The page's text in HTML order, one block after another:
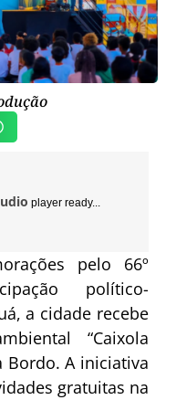
player ready...
pelo 66º
político-
a cidade recebe
“Caixola
Bordo. A iniciativa
gratuitas na